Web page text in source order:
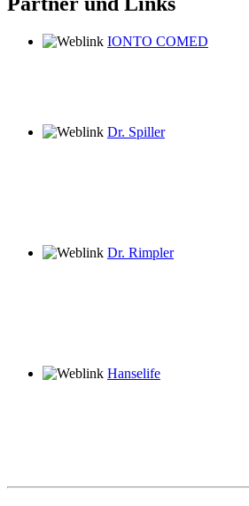
IONTO COMED
Dr. Spiller
Dr. Rimpler
Hanselife